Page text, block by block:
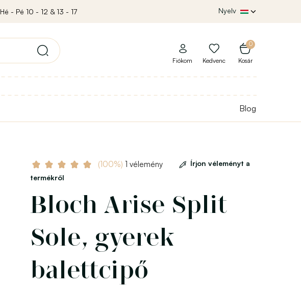
Hé - Pé 10 - 12 & 13 - 17 Nyelv
0
Kosár
Fiókom Kedvenc
Blog
(100%) 1 vélemény
Írjon véleményt a
termékről
Bloch Arise Split
Sole, gyerek
balettcipő